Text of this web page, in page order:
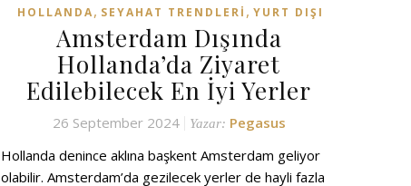
HOLLANDA, SEYAHAT TRENDLERI , YURT DIŞI
Amsterdam Dışında
Hollanda’da Ziyaret
Edilebilecek En İyi Yerler
26 September 2024 Yazar: Pegasus
Hollanda denince aklına başkent Amsterdam geliyor
olabilir. Amsterdam’da gezilecek yerler de hayli fazla